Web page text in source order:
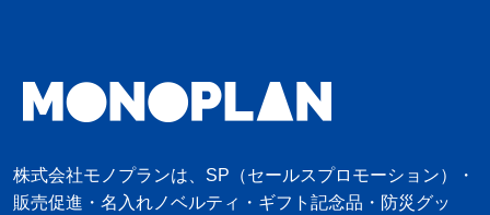
株式会社モノプランは、SP（セールスプロモーション）・
販売促進・名入れノベルティ・ギフト記念品・防災グッ